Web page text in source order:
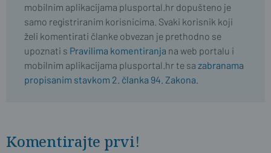
mobilnim aplikacijama plusportal.hr dopušteno je
samo registriranim korisnicima. Svaki korisnik koji
želi komentirati članke obvezan je prethodno se
upoznati s Pravilima komentiranja na web portalu i
mobilnim aplikacijama plusportal.hr te sa zabranama
propisanim stavkom 2. članka 94. Zakona.
Komentirajte prvi!